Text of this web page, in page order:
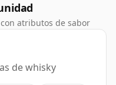
atributos de sabor
de whisky